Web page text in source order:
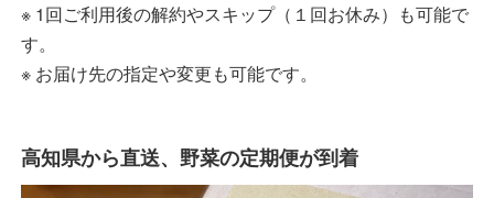
※ 1回ご利用後の解約やスキップ（１回お休み）も可能で
す。
※ お届け先の指定や変更も可能です。
高知県から直送、野菜の定期便が到着